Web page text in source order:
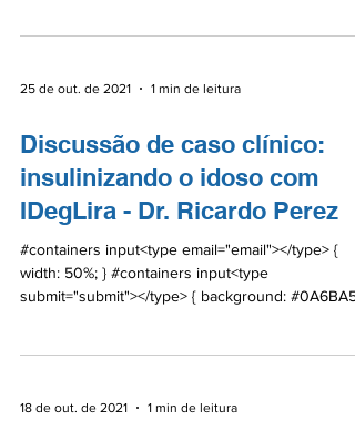
25 de out. de 2021 1 min de leitura
Discussão de caso clínico:
insulinizando o idoso com
IDegLira - Dr. Ricardo Perez
#containers input<type email="email"></type> {
width: 50%; } #containers input<type
submit="submit"></type> { background: #0A6BA5;
18 de out. de 2021 1 min de leitura